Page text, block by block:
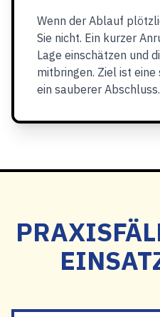
Wenn der Ablauf
Sie nicht. Ein kurzer
Lage einschätzen und
mitbringen. Ziel ist eine
ein sauberer Abschluss.